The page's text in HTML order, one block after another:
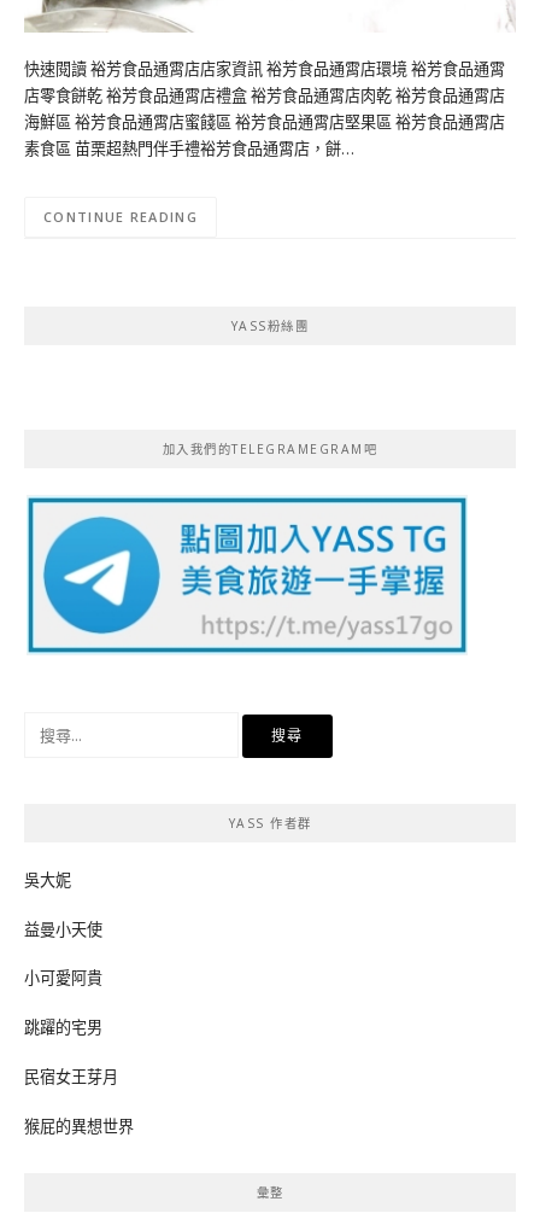
快速閱讀 裕芳食品通霄店店家資訊 裕芳食品通霄店環境 裕芳食品通霄
店零食餅乾 裕芳食品通霄店禮盒 裕芳食品通霄店肉乾 裕芳食品通霄店
海鮮區 裕芳食品通霄店蜜餞區 裕芳食品通霄店堅果區 裕芳食品通霄店
素食區 苗栗超熱門伴手禮裕芳食品通霄店，餅…
CONTINUE READING
YASS粉絲團
加入我們的TELEGRAMEGRAM吧
YASS 作者群
吳大妮
益曼小天使
小可愛阿貴
跳躍的宅男
民宿女王芽月
猴屁的異想世界
彙整